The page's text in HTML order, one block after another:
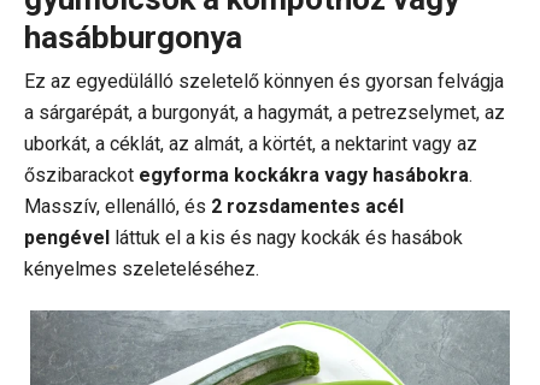
hasábburgonya
Ez az egyedülálló szeletelő könnyen és gyorsan felvágja
a sárgarépát, a burgonyát, a hagymát, a petrezselymet, az
uborkát, a céklát, az almát, a körtét, a nektarint vagy az
őszibarackot egyforma kockákra vagy hasábokra.
Masszív, ellenálló, és 2 rozsdamentes acél
pengével
láttuk el a kis és nagy kockák és hasábok
kényelmes szeleteléséhez.